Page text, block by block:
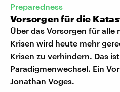
Preparedness
Vorsorgen für die
Über das Vorsorgen für
Krisen wird heute mehr
Krisen zu verhindern. Das
Paradigmenwechsel. Ein
Jonathan Voges.